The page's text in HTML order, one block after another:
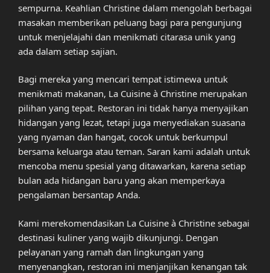
sempurna. Keahlian Christine dalam mengolah berbagai
masakan memberikan peluang bagi para pengunjung
untuk menjelajahi dan menikmati citarasa unik yang
ada dalam setiap sajian.
Bagi mereka yang mencari tempat istimewa untuk
menikmati makanan, La Cuisine à Christine merupakan
pilihan yang tepat. Restoran ini tidak hanya menyajikan
hidangan yang lezat, tetapi juga menyediakan suasana
yang nyaman dan hangat, cocok untuk berkumpul
bersama keluarga atau teman. Saran kami adalah untuk
mencoba menu spesial yang ditawarkan, karena setiap
bulan ada hidangan baru yang akan memperkaya
pengalaman bersantap Anda.
Kami merekomendasikan La Cuisine à Christine sebagai
destinasi kuliner yang wajib dikunjungi. Dengan
pelayanan yang ramah dan lingkungan yang
menyenangkan, restoran ini menjanjikan kenangan tak